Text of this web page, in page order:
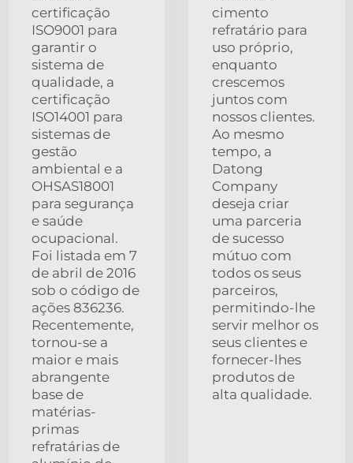
certificação
ISO9001 para
garantir o
sistema de
qualidade, a
certificação
ISO14001 para
sistemas de
gestão
ambiental e a
OHSAS18001
para segurança
e saúde
ocupacional.
Foi listada em 7
de abril de 2016
sob o código de
ações 836236.
Recentemente,
tornou-se a
maior e mais
abrangente
base de
matérias-
primas
refratárias de
cimento
refratário para
uso próprio,
enquanto
crescemos
juntos com
nossos clientes.
Ao mesmo
tempo, a
Datong
Company
deseja criar
uma parceria
de sucesso
mútuo com
todos os seus
parceiros,
permitindo-lhe
servir melhor os
seus clientes e
fornecer-lhes
produtos de
alta qualidade.